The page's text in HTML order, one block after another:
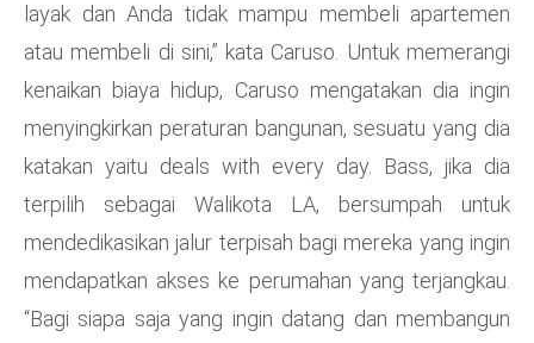
layak dan Anda tidak mampu membeli apartemen
atau membeli di sini,” kata Caruso. Untuk memerangi
kenaikan biaya hidup, Caruso mengatakan dia ingin
menyingkirkan peraturan bangunan, sesuatu yang dia
katakan yaitu deals with every day. Bass, jika dia
terpilih sebagai Walikota LA, bersumpah untuk
mendedikasikan jalur terpisah bagi mereka yang ingin
mendapatkan akses ke perumahan yang terjangkau.
“Bagi siapa saja yang ingin datang dan membangun